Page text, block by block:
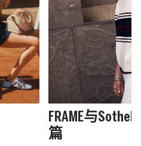
FRAME与
篇